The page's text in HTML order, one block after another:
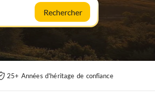
Rechercher
25+ Années d'héritage de confiance